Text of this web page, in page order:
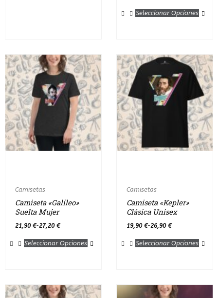
Seleccionar Opciones
Camisetas
Camiseta «Galileo»
Suelta Mujer
21,90 €-27,20 €
Seleccionar Opciones
Camisetas
Camiseta «Kepler»
Clásica Unisex
19,90 €-26,90 €
Seleccionar Opciones